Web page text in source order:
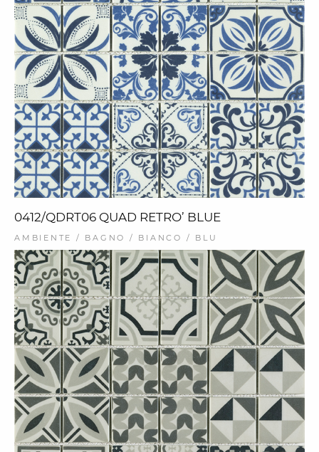
0412/QDRT06 QUAD RETRO’ BLUE
AMBIENTE / BAGNO / BIANCO / BLU